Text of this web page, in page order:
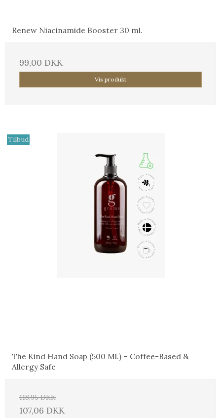
Renew Niacinamide Booster 30 ml.
99,00 DKK
Vis produkt
Tilbud
The Kind Hand Soap (500 Ml.) – Coffee-Based &
Allergy Safe
118,95 DKK
107,06 DKK